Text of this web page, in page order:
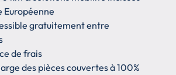
Européenne
gratuitement entre
de frais
des pièces couvertes à 100%